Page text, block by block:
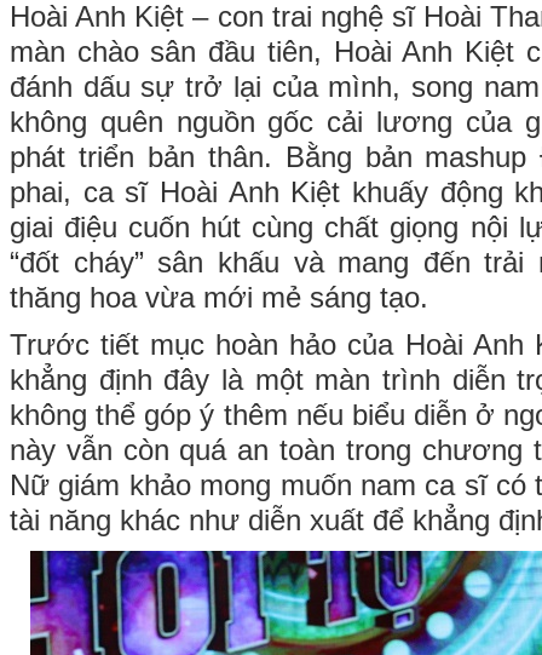
Hoài Anh Kiệt – con trai nghệ sĩ Hoài
màn chào sân đầu tiên, Hoài Anh Kiệt
đánh dấu sự trở lại của mình, song
không quên nguồn gốc cải lương của
phát triển bản thân. Bằng bản
phai, ca sĩ Hoài Anh Kiệt khuấy động
giai điệu cuốn hút cùng chất giọng nội
“đốt cháy” sân khấu và mang đến
thăng hoa vừa mới mẻ sáng tạo.
Trước tiết mục hoàn hảo của Hoài Anh
khẳng định đây là một màn trình diễn
không thể góp ý thêm nếu biểu diễn ở
này vẫn còn quá an toàn trong chương
Nữ giám khảo mong muốn nam ca sĩ có
tài năng khác như diễn xuất để khẳng